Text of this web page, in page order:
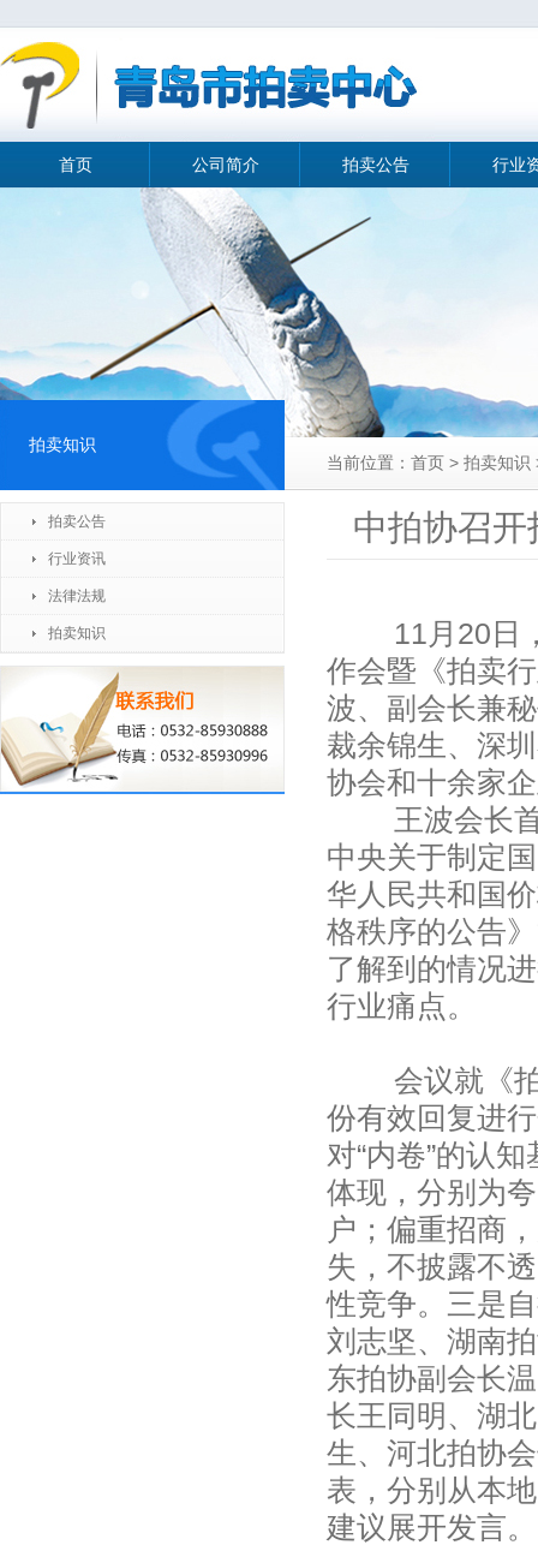
首页 公司简介 拍卖公告 行业
拍卖知识
拍卖公告
行业资讯
法律法规
拍卖知识
当前位置：首页 > 拍卖知识
中拍协召开
11月20日，
作会暨《拍卖
波、副会长兼
裁余锦生、深
协会和十余家
王波会长首
中央关于制定
华人民共和国
格秩序的公告
了解到的情况
行业痛点。
会议就《拍
份有效回复进
对“内卷”的认
体现，分别为
户；偏重招商
失，不披露不
性竞争。三是
刘志坚、湖南
东拍协副会长
长王同明、湖
生、河北拍协
表，分别从本
建议展开发言。